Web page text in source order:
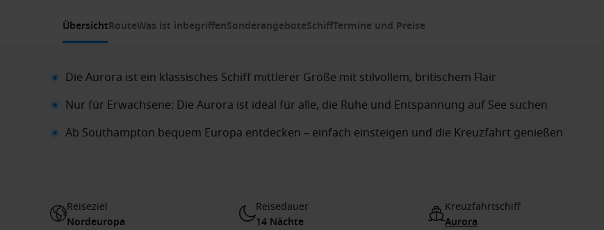
ÜbersichtRouteWas ist inbegriffenSonderangeboteSchiffTermine und Preise
Die Aurora ist ein klassisches Schiff mittlerer Größe mit stilvollem, britischem Flair
Nur für Erwachsene: Die Aurora ist ideal für alle, die Ruhe und Entspannung auf See suchen
Ab Southampton bequem Europa entdecken – einfach einsteigen und die Kreuzfahrt genießen
Reiseziel
Nordeuropa
Reisedauer
14 Nächte
Kreuzfahrtschiff
Aurora